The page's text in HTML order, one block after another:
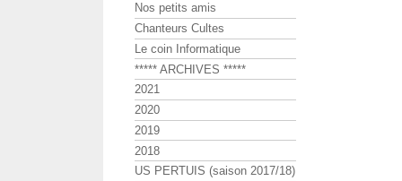
Nos petits amis
Chanteurs Cultes
Le coin Informatique
***** ARCHIVES *****
2021
2020
2019
2018
US PERTUIS (saison 2017/18)